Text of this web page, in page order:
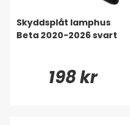
Skyddsplåt lamphus
Beta 2020-2026 svart
198 kr